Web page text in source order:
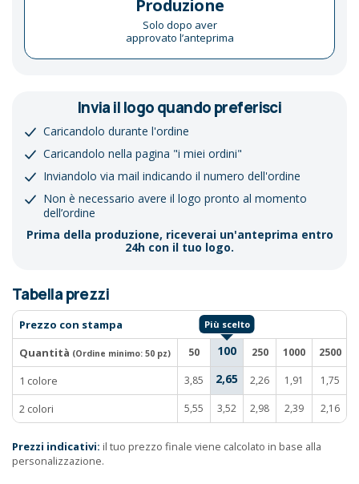
Produzione
Solo dopo aver
approvato l’anteprima
Invia il logo quando preferisci
Caricandolo durante l'ordine
Caricandolo nella pagina "i miei ordini"
Inviandolo via mail indicando il numero dell'ordine
Non è necessario avere il logo pronto al momento
dell’ordine
Prima della produzione, riceverai un'anteprima entro
24h con il tuo logo.
Tabella prezzi
Prezzo con stampa
Quantità (Ordine minimo: 50 pz) 50 100 250 1000 2500
1 colore 3,85 2,65 2,26 1,91 1,75
2 colori 5,55 3,52 2,98 2,39 2,16
Prezzi indicativi: il tuo prezzo finale viene calcolato in base alla
personalizzazione.